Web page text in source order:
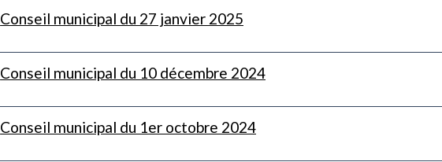
Conseil municipal du 27 janvier 2025
Conseil municipal du 10 décembre 2024
Conseil municipal du 1er octobre 2024